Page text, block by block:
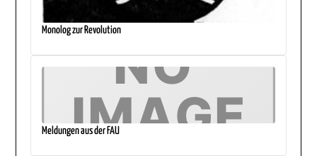
Monolog zur Revolution
Meldungen aus der FAU